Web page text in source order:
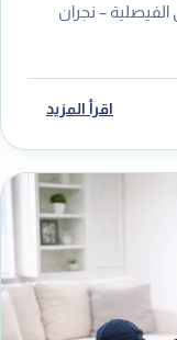
بحي الفيصلية – نجران
اقرأ المزيد